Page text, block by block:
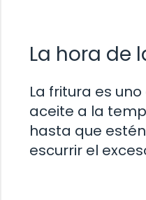
La hora de
La fritura es
aceite a la
hasta que
escurrir el